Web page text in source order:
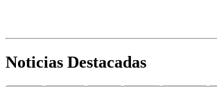
Noticias Destacadas